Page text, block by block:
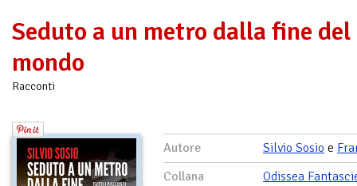
Seduto a un metro dalla fine del
mondo
Racconti
Autore Silvio Sosio e
Collana
Odissea